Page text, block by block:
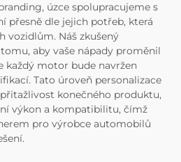
úzce spolupracujeme s
přesně dle jejich potřeb, která
vozidlům. Náš zkušený
aby vaše nápady proměnil
každý motor bude navržen
Tato úroveň personalizace
konečného produktu,
výkon a kompatibilitu, čímž
pro výrobce automobilů